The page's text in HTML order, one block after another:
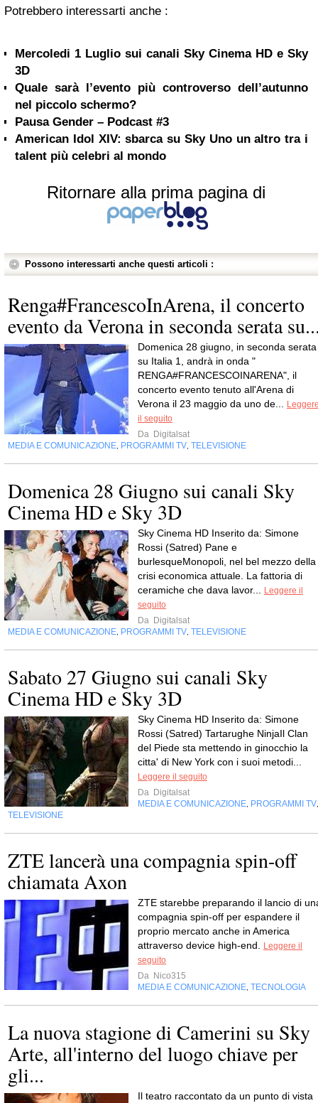
Potrebbero interessarti anche :
Mercoledi 1 Luglio sui canali Sky Cinema HD e Sky
3D
Quale sarà l’evento più controverso dell’autunno
nel piccolo schermo?
Pausa Gender – Podcast #3
American Idol XIV: sbarca su Sky Uno un altro tra i
talent più celebri al mondo
Ritornare alla prima pagina di
Possono interessarti anche questi articoli :
Renga#FrancescoInArena, il concerto
evento da Verona in seconda serata
Domenica 28 giugno, in seconda serata
su Italia 1, andrà in onda "
RENGA#FRANCESCOINARENA", il
concerto evento tenuto all'Arena di
Verona il 23 maggio da uno de...
il seguito
Da Digitalsat
MEDIA E COMUNICAZIONE PROGRAMMI TV TELEVISIONE
Domenica 28 Giugno sui canali Sky
Cinema HD e Sky 3D
Sky Cinema HD Inserito da: Simone
Rossi (Satred) Pane e
burlesqueMonopoli, nel bel mezzo della
crisi economica attuale. La fattoria di
ceramiche che dava lavor...
Leggere il
seguito
Da Digitalsat
MEDIA E COMUNICAZIONE PROGRAMMI TV TELEVISIONE
Sabato 27 Giugno sui canali Sky
Cinema HD e Sky 3D
Sky Cinema HD Inserito da: Simone
Rossi (Satred) Tartarughe NinjaIl Clan
del Piede sta mettendo in ginocchio la
citta' di New York con i suoi metodi...
Leggere il seguito
Da Digitalsat
MEDIA E COMUNICAZIONE PROGRAMMI TV
TELEVISIONE
ZTE lancerà una compagnia spin-off
chiamata Axon
ZTE starebbe preparando il lancio di
compagnia spin-off per espandere il
proprio mercato anche in America
attraverso device high-end.
Leggere il
seguito
Da Nico315
MEDIA E COMUNICAZIONE TECNOLOGIA
La nuova stagione di Camerini su Sky
Arte, all'interno del luogo chiave per
gli...
Il teatro raccontato da un punto di vista